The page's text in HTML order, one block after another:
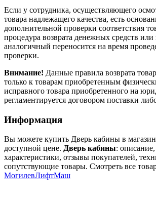
Если у сотрудника, осуществляющего
товара надлежащего качества, есть
дополнительной проверки соответствия
процедура возврата денежных средств или
аналогичный переносится на время
проверки.
Внимание! Данные правила возврата
только к товарам приобретенным
исправного товара приобретенного на
регламентируется договором поставки
Информация
Вы можете купить Дверь кабины в
доступной цене. Дверь кабины:
характеристики, отзывы покупателей,
сопутствующие товары. Смотреть все
МогилевЛифтМаш